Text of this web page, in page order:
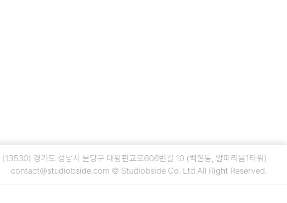
(13530) 경기도 성남시 분당구 대왕판교로606번길 10 (백현동, 알파리움1타워)
contact@studiobside.com © Studiobside Co. Ltd All Right Reserved.